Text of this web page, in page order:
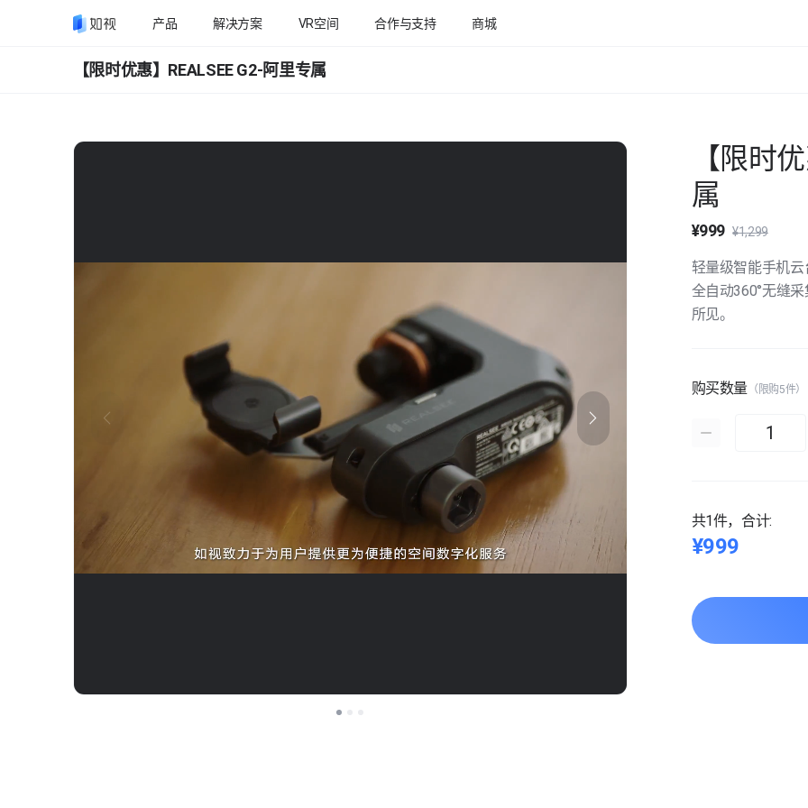
产品 解决方案 VR空间 合作与支持 商城
【限时优惠】REALSEE G2-阿里专属
【限时
属
¥999 ¥1,299
轻量级智能手机
全自动360°无缝
所见。
购买数量 （限购5件）
共1件，合计:
¥999